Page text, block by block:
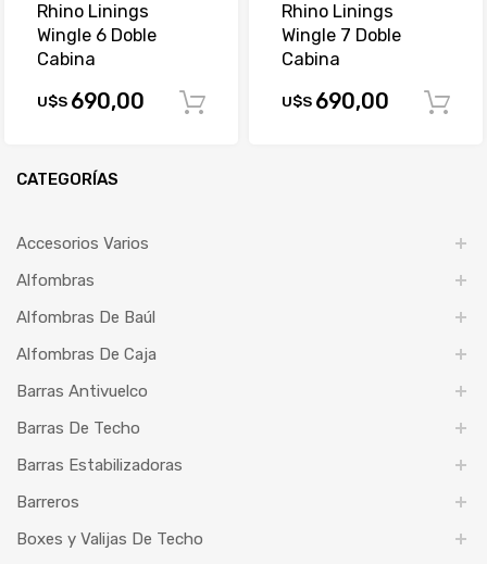
Rhino Linings
Wingle 6 Doble
Cabina
U$S 690,00 Comprar
Rhino Linings
Wingle 7 Doble
Cabina
U$S 690,00
CATEGORÍAS
Accesorios Varios
Alfombras
Alfombras De Baúl
Alfombras De Caja
Barras Antivuelco
Barras De Techo
Barras Estabilizadoras
Barreros
Boxes y Valijas De Techo